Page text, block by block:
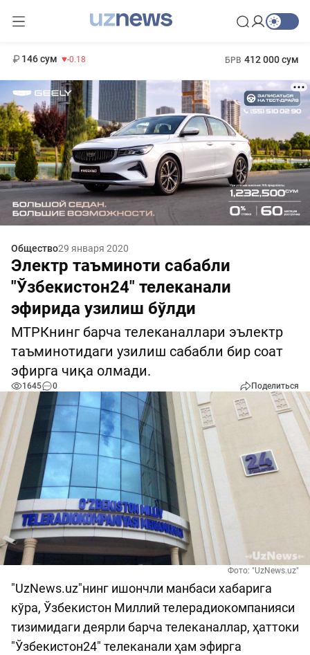
146 сум -0.18 БРВ 412 000 сум
Общество29 января 2020
Электр таъминоти сабабли
"Ўзбекистон24" телеканали
эфирида узилиш бўлди
МТРКнинг барча телеканаллари эълектр
таъминотидаги узилиш сабабли бир соат
эфирга чиқа олмади.
1645 0 Поделиться
Фото: "UzNews.uz"
"UzNews.uz"нинг ишончли манбаси хабарига
кўра, Ўзбекистон Миллий телерадиокомпанияси
тизимидаги деярли барча телеканаллар, ҳаттоки
"Ўзбекистон24" телеканали ҳам эфирга